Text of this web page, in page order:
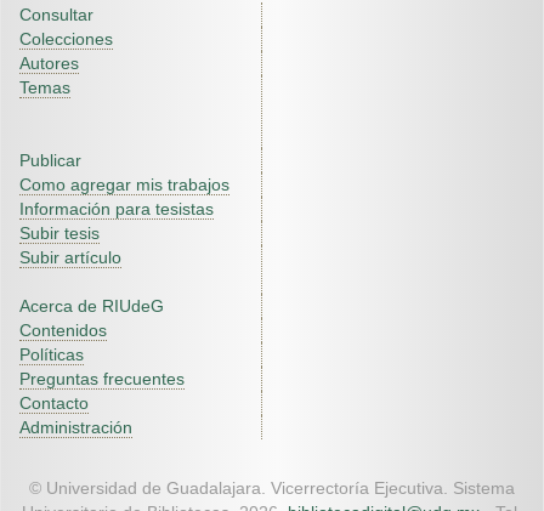
Consultar
Colecciones
Autores
Temas
Publicar
Como agregar mis trabajos
Información para tesistas
Subir tesis
Subir artículo
Acerca de RIUdeG
Contenidos
Políticas
Preguntas frecuentes
Contacto
Administración
© Universidad de Guadalajara. Vicerrectoría Ejecutiva. Sistema